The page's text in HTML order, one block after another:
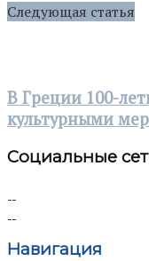
Следующая статья
В Греции 100-
культурными
Социальные
Навигация